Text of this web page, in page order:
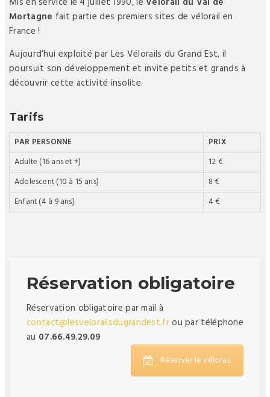
Mortagne fait partie des premiers sites de vélorail en
France !
Aujourd’hui exploité par Les Vélorails du Grand Est, il
poursuit son développement et invite petits et grands à
découvrir cette activité insolite.
Tarifs
PAR PERSONNE
PRIX
Adulte (16 ans et +)
12 €
Adolescent (10 à 15 ans)
8 €
Enfant (4 à 9 ans)
4 €
Réservation obligatoire
Réservation obligatoire par mail à
contact@lesvelorailsdugrandest.frou par téléphone
au 07.66.49.29.09
Réserver le vélorail